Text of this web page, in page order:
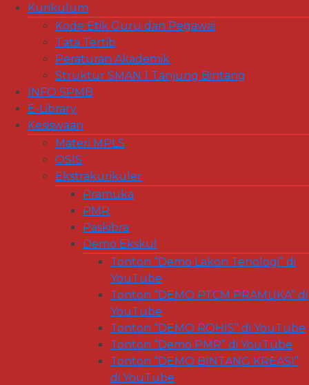
Kurikulum
Kode Etik Guru dan Pegawai
Tata Tertib
Peraturan Akademik
Struktur SMAN 1 Tanjung Bintang
INFO SPMB
E-Library
Kesiswaan
Materi MPLS
OSIS
Ekstrakurikuler
Pramuka
PMR
Paskibra
Demo Ekskul
Tonton “Demo Lakon Tenologi” di
YouTube
Tonton “DEMO PTCM PRAMUKA” di
YouTube
Tonton “DEMO ROHIS” di YouTube
Tonton “Demo PMR” di YouTube
Tonton “DEMO BINTANG KREASI”
di YouTube